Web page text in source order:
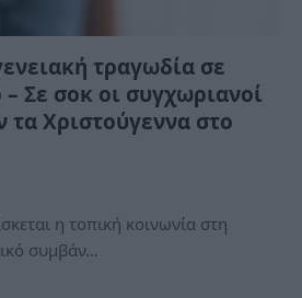
τραγωδία σε
Σε σοκ οι συγχωριανοί
τα Χριστούγεννα στο
η τοπική κοινωνία στη
συμβάν…